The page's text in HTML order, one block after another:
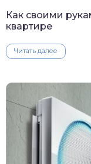
Как своими
квартире
Читать далее